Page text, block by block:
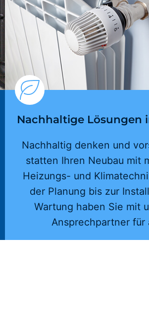
Nachhaltige Lösungen
Nachhaltig denken und
statten Ihren Neubau mit
Heizungs- und
der Planung bis zur
Wartung haben Sie mit
Ansprechpartner für